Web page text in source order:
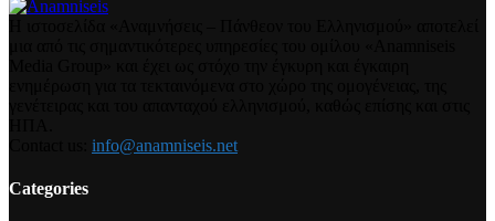
info@anamniseis.net
Categories